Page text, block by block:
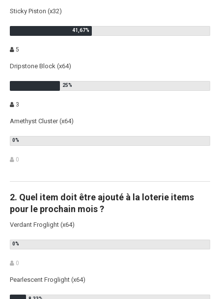
Sticky Piston (x32)
5
Dripstone Block (x64)
3
Amethyst Cluster (x64)
0
2. Quel item doit être ajouté à la loterie items
pour le prochain mois ?
Verdant Froglight (x64)
0
Pearlescent Froglight (x64)